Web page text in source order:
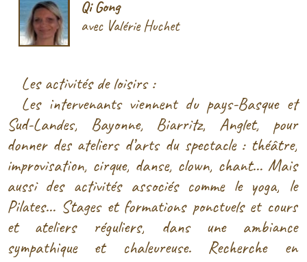
monde du spectacle, comme le théâtre, le
chant, la danse, le cirque, le clown, la
physiques de bien-être comme le yoga, le
Pilates, la méditation ou autres, contactez-